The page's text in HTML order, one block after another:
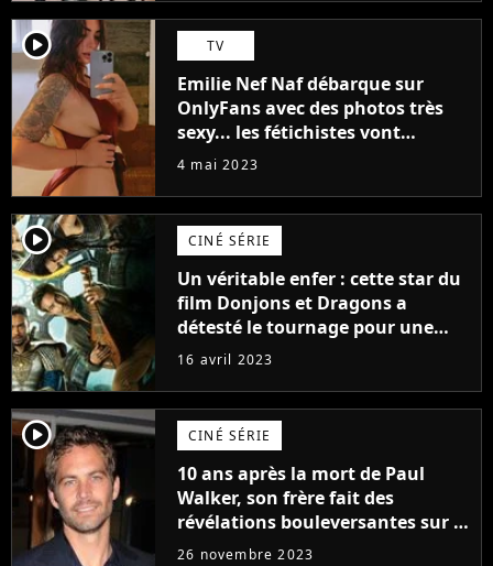
player2 TV
Emilie Nef Naf débarque sur
OnlyFans avec des photos très
sexy... les fétichistes vont
prendre leur pied !
4 mai 2023
player2 CINÉ SÉRIE
Un véritable enfer : cette star du
film Donjons et Dragons a
détesté le tournage pour une
raison très spéciale
16 avril 2023
player2 CINÉ SÉRIE
10 ans après la mort de Paul
Walker, son frère fait des
révélations bouleversantes sur la
réaction des acteurs de Fast and
26 novembre 2023